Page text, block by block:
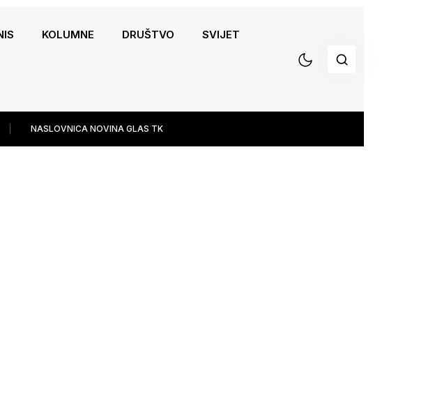
KOLUMNE DRUŠTVO SVIJET
NASLOVNICA NOVINA GLAS TK